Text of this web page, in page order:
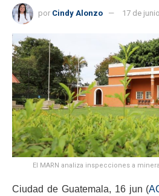
por Cindy Alonzo 17 de
El MARN analiza inspecciones a
Ciudad de Guatemala, 16 jun (